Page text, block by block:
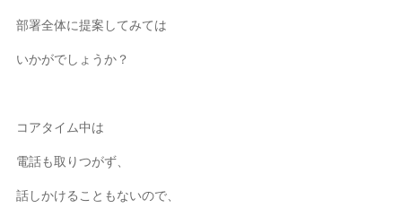
部署全体に提案してみては
いかがでしょうか？
コアタイム中は
電話も取りつがず、
話しかけることもないので、